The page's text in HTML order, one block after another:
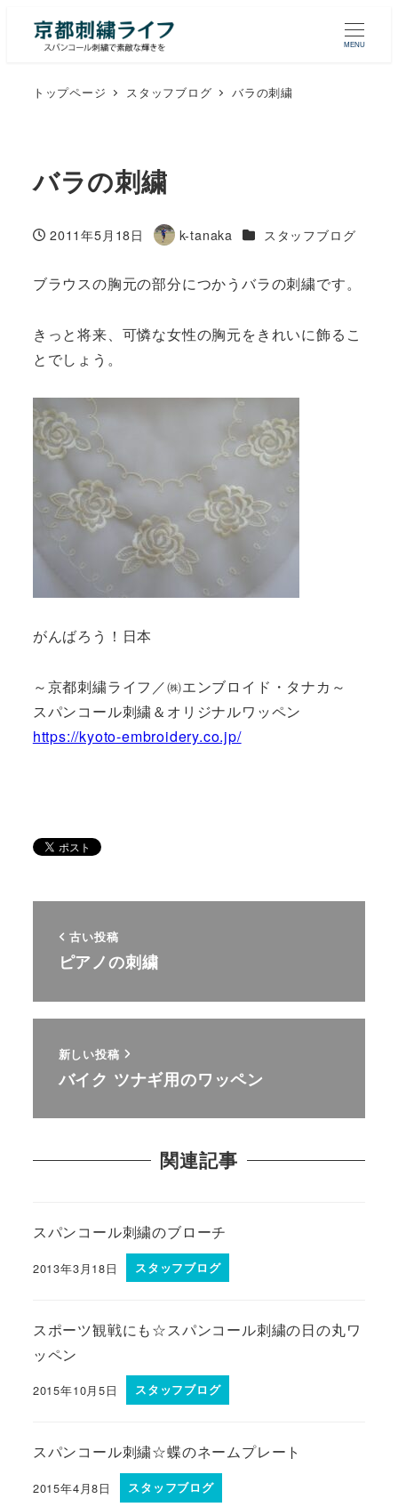
MENU
トップページ スタッフブログ バラの刺繍
バラの刺繍
投稿日
2011年5月18日
著
k-tanaka カテゴリー
スタッフブログ
ブラウスの胸元の部分につかうバラの刺繍です。
きっと将来、可憐な女性の胸元をきれいに飾るこ
とでしょう。
がんばろう！日本
～京都刺繍ライフ／㈱エンブロイド・タナカ～
スパンコール刺繍＆オリジナルワッペン
https://kyoto-embroidery.co.jp/
古い投稿
ピアノの刺繍
新しい投稿
バイク ツナギ用のワッペン
関連記事
スパンコール刺繍のブローチ
2013年3月18日 スタッフブログ
スポーツ観戦にも☆スパンコール刺繍の日の丸ワ
ッペン
2015年10月5日 スタッフブログ
スパンコール刺繍☆蝶のネームプレート
2015年4月8日 スタッフブログ